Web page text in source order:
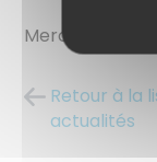
Merci de votre
Retour à la
actualités